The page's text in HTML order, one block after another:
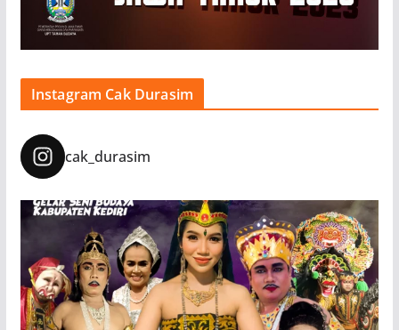
Instagram Cak Durasim
cak_durasim